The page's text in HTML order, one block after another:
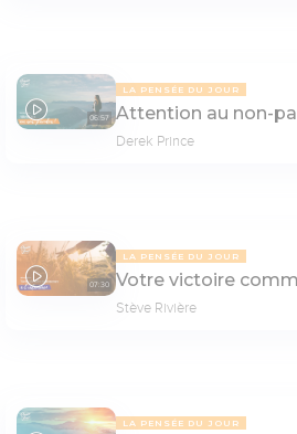
06:57
LA PENSÉE DU JOUR
Attention au non-
Derek Prince
07:30
LA PENSÉE DU JOUR
Votre victoire
Stève Rivière
LA PENSÉE DU JOUR